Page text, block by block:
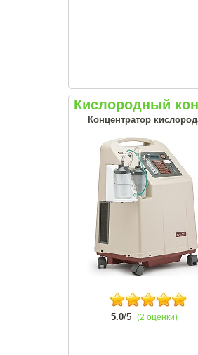
Кислородный
Концентратор
5.0/5 (2 оценки)